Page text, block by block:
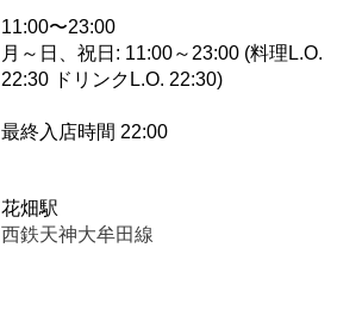
11:00〜23:00
月～日、祝日: 11:00～23:00 (料理L.O.
22:30 ドリンクL.O. 22:30)
最終入店時間 22:00
花畑駅
西鉄天神大牟田線